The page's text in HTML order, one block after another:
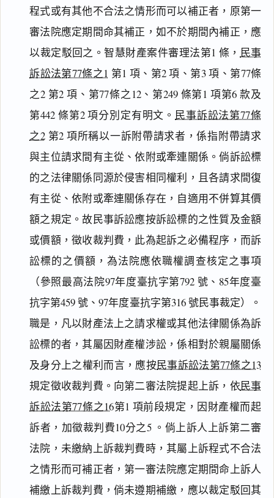
程式或有其他不合法之情形而可以補正者，原第一
審法院應定期間命其補正，如不於期間內補正，應
以裁定駁回之。智慧財產案件審理法第1 條， 民事
訴訟法第77條之1 第1 項、第2 項、第3 項、第77條
之2 第2 項、第77條之12、第249 條第1 項第6 款及
第442 條第2 項分別定有明文。 民事訴訟法第77條
之2第2 項所稱以一訴附帶請求者，係指附帶請求
與主位請求間有主從、依附或牽連關係。倘訴訟標
的之法律關係同源於侵害相同權利，且各請求間復
有主從、依附或牽連關係存在，自適用不併算其價
額之規定。故民事訴訟應按訴訟標的之性質及金額
或價額，徵收裁判費，此為起訴之必備程序，而訴
訟標的之價額，為法院應依職權調查核定之事項
（參照最高法院97年度臺抗字第792 號、85年度臺
抗字第459 號、97年度臺抗字第316 號民事裁定）。
職是，凡以財產法上之請求權或其他法律關係為訴
訟標的者，其屬因財產權涉訟，係相對於親屬關係
及身分上之權利而言，應按民事訴訟法第77條之13
規定徵收裁判費。向第二審法院提起上訴，依民事
訴訟法第77條之16第1 項前段規定，因財產權而起
訴者，加徵裁判費10分之5 。倘上訴人上訴第二審
法院，未繳納上訴裁判費時，其屬上訴程式不合法
之情形而可補正者，第一審法院應定期間命上訴人
補繳上訴裁判費，倘未遵期補繳，應以裁定駁回其